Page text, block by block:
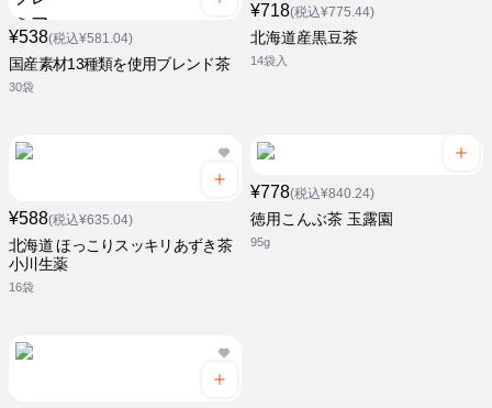
¥538(税込¥581.04)
国産素材13種類を使用ブレンド茶
30袋
¥718(税込¥775.44)
北海道産黒豆茶
14袋入
¥588(税込¥635.04)
北海道 ほっこりスッキリあずき茶
小川生薬
16袋
¥778(税込¥840.24)
徳用こんぶ茶 玉露園
95g